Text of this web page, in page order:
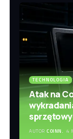
TECHNOLOGIA
Atak na
AUTOR COINN. 4